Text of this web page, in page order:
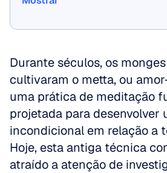
Durante séculos, os
cultivaram o metta, ou
uma prática de meditação
projetada para desenvolver
incondicional em relação a
Hoje, esta antiga técnica
atraído a atenção de